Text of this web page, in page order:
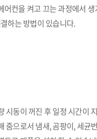
어컨을 켜고 끄는 과정에서
하는 방법이 있습니다.
시동이 꺼진 후 일정 시간이
줌으로서 냄새, 곰팡이, 세